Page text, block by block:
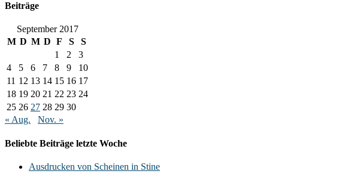
Beiträge
September 2017
M D M D F S
S
1
2
3
4
5 6 7 8 9
10
11 12 13 14 15 16 17
18 19 20 21 22 23 24
25 26 27 28 29 30
« Aug.
Nov. »
Beliebte Beiträge letzte Woche
Ausdrucken von Scheinen in Stine